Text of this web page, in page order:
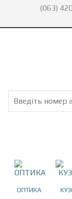
(063)
ОПТИКА